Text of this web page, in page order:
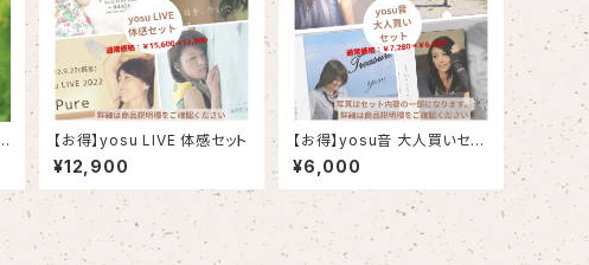
【お得】yosu LIVE 体感セット
¥12,900
【お得】yosu音 大人買いセッ
ト
¥6,000